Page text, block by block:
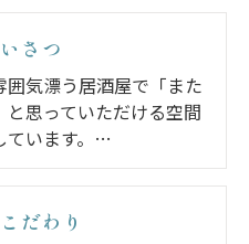
さつ
囲気漂う居酒屋で「また
と思っていただける空間
ています。…
だわり